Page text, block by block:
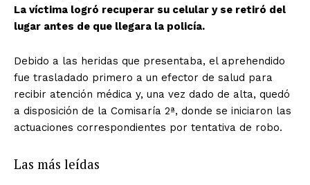
La víctima logró recuperar su celular y se retiró del
lugar antes de que llegara la policía.
Debido a las heridas que presentaba, el aprehendido
fue trasladado primero a un efector de salud para
recibir atención médica y, una vez dado de alta, quedó
a disposición de la Comisaría 2ª, donde se iniciaron las
actuaciones correspondientes por tentativa de robo.
Las más leídas